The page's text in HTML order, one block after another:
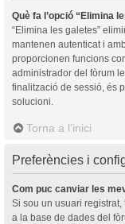
Què fa l’opció “Elimina
“Elimina les galetes”
mantenen autenticat i
proporcionen funcions
administrador del fòrum
finalització de sessió, és
solucioni.
Torna a l’inici
Preferències i
Com puc canviar les
Si sou un usuari registrat,
a la base de dades del